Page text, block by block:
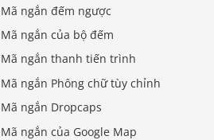
Mã ngắn đếm ngược
Mã ngắn của bộ đếm
Mã ngắn thanh tiến trình
Mã ngắn Phông chữ tùy chỉnh
Mã ngắn Dropcaps
Mã ngắn của Google Map